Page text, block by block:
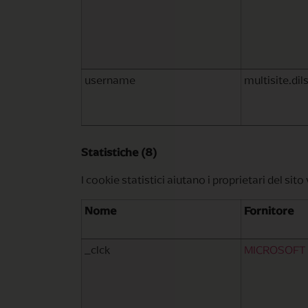
username
Statistiche (8)
I cookie statistici aiutano i proprietari del
Nome Fornitore
_clck MICROSOFT